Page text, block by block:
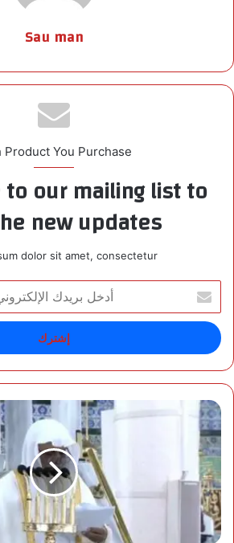
Sau man
Product You Purchase
our mailing list to
new updates!
dolor sit amet, consectetur.
خ
ل
ر
د
ك
ا
ل
إ
ل
ك
ت
خ
ط
ة
ا
ل
ج
م